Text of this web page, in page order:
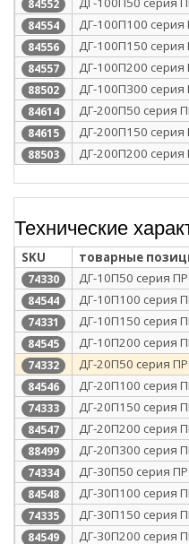
84552
84554 ДГ-100П100
84556 ДГ-100П150
84557 ДГ-100П200
88502 ДГ-100П300
84614 ДГ-200П50 серия
84615 ДГ-200П150
88503 ДГ-200П200
Технические
SKU товарные
74330 ДГ-10П50 серия
84544 ДГ-10П100 серия
74331 ДГ-10П150 серия
84545 ДГ-10П200 серия
74332 ДГ-20П50 серия
84546 ДГ-20П100 серия
74333 ДГ-20П150 серия
84547 ДГ-20П200 серия
88499 ДГ-20П300 серия
74334 ДГ-30П50 серия
84548 ДГ-30П100 серия
74335 ДГ-30П150 серия
84549 ДГ-30П200 серия